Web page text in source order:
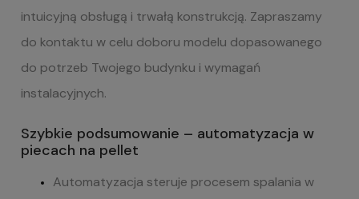
intuicyjną obsługą i trwałą konstrukcją. Zapraszamy
do kontaktu w celu doboru modelu dopasowanego
do potrzeb Twojego budynku i wymagań
instalacyjnych.
Szybkie podsumowanie – automatyzacja w
piecach na pellet
Automatyzacja steruje procesem spalania w